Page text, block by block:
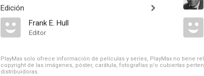
Edición
Frank E. Hull
Editor
PlayMax solo ofrece información de películas y series, PlayMax no tiene
copyright de las imágenes, póster, carátula, fotografías y/o cubiertas
distribuidoras.